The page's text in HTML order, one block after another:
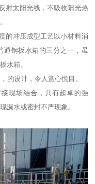
射太阳光线，不吸收阳光热
的冲压成型工艺以小材料消
通钢板水箱的三分之一，虽
水箱。
的设计，令人赏心悦目。
现场结合，具有超卓的强
漏水或密封不严现象。